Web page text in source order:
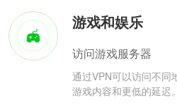
游戏和娱乐
访问游戏服务器
通过VPN可以访问不同
游戏内容和更低的延迟。